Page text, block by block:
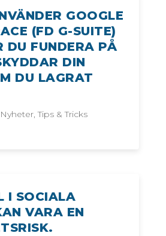
GOOGLE
(FD G-SUITE)
DU FUNDERA PÅ
DIN
DU LAGRAT
Nyheter,Tips & Tricks
I SOCIALA
VARA EN